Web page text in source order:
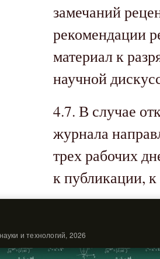
замечаний
рекомендации
материал к
научной
4.7. В случае
журнала
трех рабочих
к публикации,
и технологий, 2026